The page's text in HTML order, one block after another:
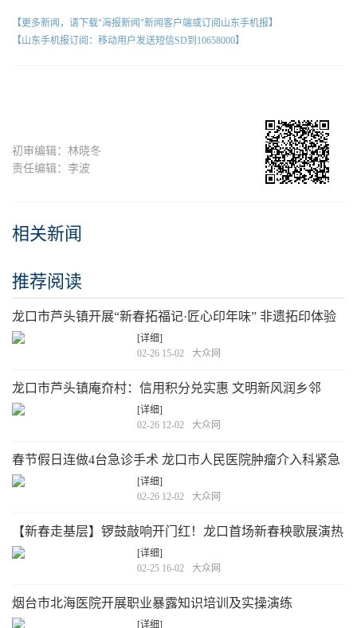
【更多新闻，请下载"海报新闻"新闻客户端或订阅山东手机报】
【山东手机报订阅：移动用户发送短信SD到10658000】
初审编辑：林晓冬
责任编辑：李波
相关新闻
推荐阅读
龙口市芦头镇开展“新春拓福记·匠心印年味” 非遗拓印体验
工坊活动
[详细]
02-26 15-02
大众网
龙口市芦头镇庵夼村：信用积分兑实惠 文明新风润乡邻
[详细]
02-26 12-02
大众网
春节假日连做4台急诊手术 龙口市人民医院肿瘤介入科紧急
救治显担当
[详细]
02-26 12-02
大众网
【新春走基层】锣鼓敲响开门红！龙口首场新春秧歌展演热
辣开扭
[详细]
02-25 16-02
大众网
烟台市北海医院开展职业暴露知识培训及实操演练
[详细]